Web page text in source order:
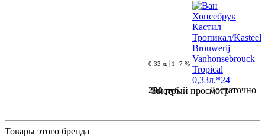
Быстрый просмотр
0.33 л. 1 7 %
280 руб. Достаточно
Товары этого бренда